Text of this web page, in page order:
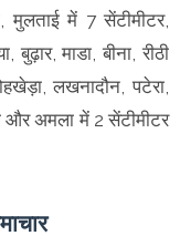
मुलताई में 7 सेंटीमीटर,
माडा, बीना, रीठी
लखनादौन, पटेरा,
और अमला में 2 सेंटीमीटर